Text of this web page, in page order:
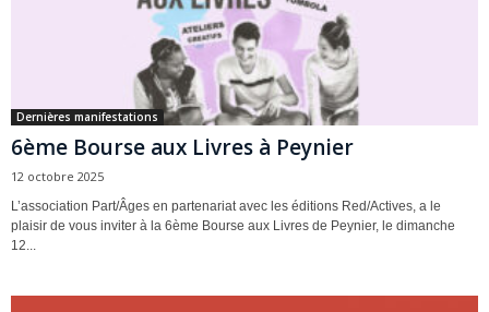
Dernières manifestations
6ème Bourse aux Livres à Peynier
12 octobre 2025
L’association Part/Âges en partenariat avec les éditions Red/Actives, a le
plaisir de vous inviter à la 6ème Bourse aux Livres de Peynier, le dimanche
12...